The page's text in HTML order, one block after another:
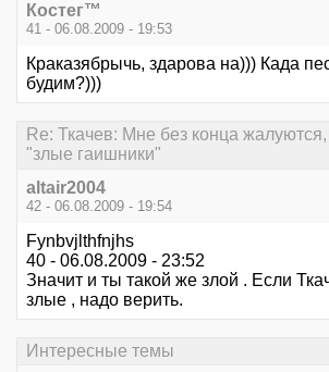
Костег™
41 - 06.08.2009 - 19:53
Краказябрычь, здарова на))) Када
будим?)))
Re: Ткачев: Мне без конца
"злые гаишники"
altair2004
42 - 06.08.2009 - 19:54
Fynbvjlthfnjhs
40 - 06.08.2009 - 23:52
Значит и ты такой же злой . Если
злые , надо верить.
Интересные темы